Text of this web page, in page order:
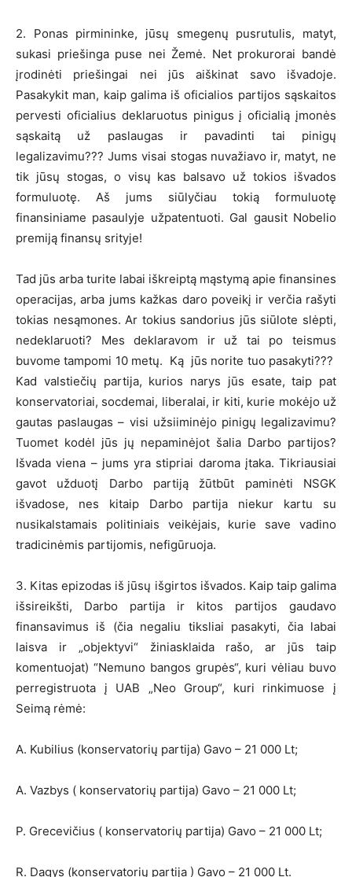
2. Ponas pirmininke, jūsų smegenų pusrutulis, matyt,
sukasi priešinga puse nei Žemė. Net prokurorai bandė
įrodinėti priešingai nei jūs aiškinat savo išvadoje.
Pasakykit man, kaip galima iš oficialios partijos sąskaitos
pervesti oficialius deklaruotus pinigus į oficialią įmonės
sąskaitą už paslaugas ir pavadinti tai pinigų
legalizavimu??? Jums visai stogas nuvažiavo ir, matyt, ne
tik jūsų stogas, o visų kas balsavo už tokios išvados
formuluotę. Aš jums siūlyčiau tokią formuluotę
finansiniame pasaulyje užpatentuoti. Gal gausit Nobelio
premiją finansų srityje!
Tad jūs arba turite labai iškreiptą mąstymą apie finansines
operacijas, arba jums kažkas daro poveikį ir verčia rašyti
tokias nesąmones. Ar tokius sandorius jūs siūlote slėpti,
nedeklaruoti? Mes deklaravom ir už tai po teismus
buvome tampomi 10 metų. Ką jūs norite tuo pasakyti???
Kad valstiečių partija, kurios narys jūs esate, taip pat
konservatoriai, socdemai, liberalai, ir kiti, kurie mokėjo už
gautas paslaugas – visi užsiiminėjo pinigų legalizavimu?
Tuomet kodėl jūs jų nepaminėjot šalia Darbo partijos?
Išvada viena – jums yra stipriai daroma įtaka. Tikriausiai
gavot užduotį Darbo partiją žūtbūt paminėti NSGK
išvadose, nes kitaip Darbo partija niekur kartu su
nusikalstamais politiniais veikėjais, kurie save vadino
tradicinėmis partijomis, nefigūruoja.
3. Kitas epizodas iš jūsų išgirtos išvados. Kaip taip galima
išsireikšti, Darbo partija ir kitos partijos gaudavo
finansavimus iš (čia negaliu tiksliai pasakyti, čia labai
laisva ir „objektyvi“ žiniasklaida rašo, ar jūs taip
komentuojat) “Nemuno bangos grupės“, kuri vėliau buvo
perregistruota į UAB „Neo Group“, kuri rinkimuose į
Seimą rėmė:
A. Kubilius (konservatorių partija) Gavo – 21 000 Lt;
A. Vazbys ( konservatorių partija) Gavo – 21 000 Lt;
P. Grecevičius ( konservatorių partija) Gavo – 21 000 Lt;
R. Dagys (konservatorių partija ) Gavo – 21 000 Lt.